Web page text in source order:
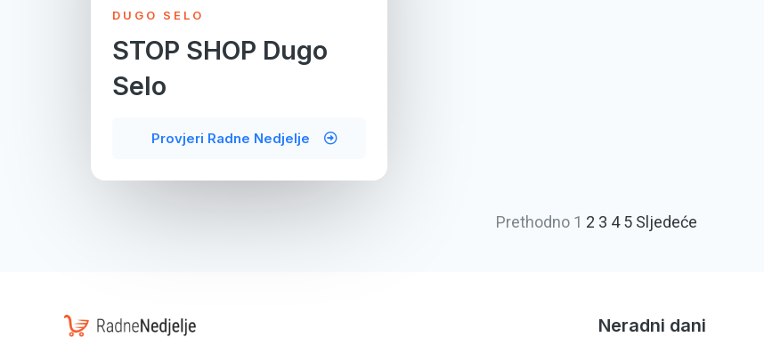
DUGO SELO
STOP SHOP Dugo
Selo
Provjeri Radne Nedjelje
Prethodno 1 2 3 4 5 Sljedeće
Neradni dani